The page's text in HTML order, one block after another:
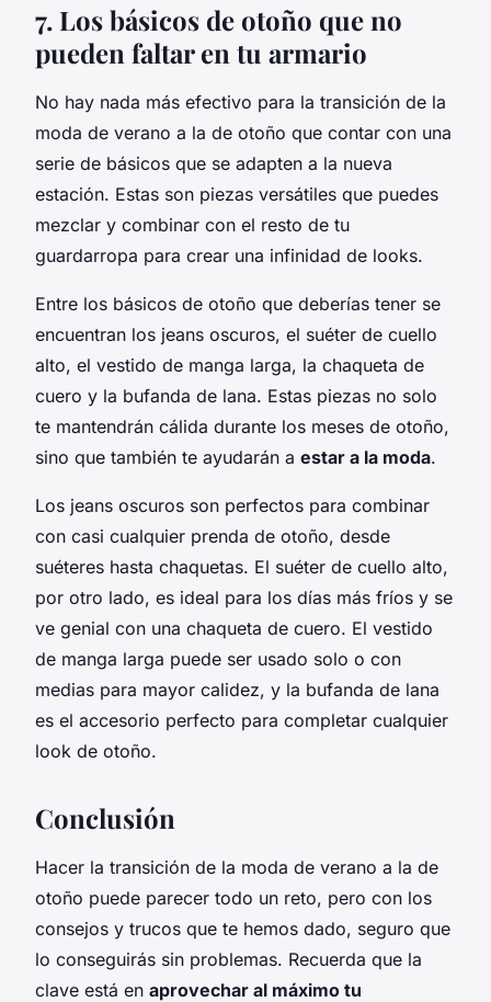
7. Los básicos de otoño que no
pueden faltar en tu armario
No hay nada más efectivo para la transición de la
moda de verano a la de otoño que contar con una
serie de básicos que se adapten a la nueva
estación. Estas son piezas versátiles que puedes
mezclar y combinar con el resto de tu
guardarropa para crear una infinidad de looks.
Entre los básicos de otoño que deberías tener se
encuentran los jeans oscuros, el suéter de cuello
alto, el vestido de manga larga, la chaqueta de
cuero y la bufanda de lana. Estas piezas no solo
te mantendrán cálida durante los meses de otoño,
sino que también te ayudarán a estar a la moda.
Los jeans oscuros son perfectos para combinar
con casi cualquier prenda de otoño, desde
suéteres hasta chaquetas. El suéter de cuello alto,
por otro lado, es ideal para los días más fríos y se
ve genial con una chaqueta de cuero. El vestido
de manga larga puede ser usado solo o con
medias para mayor calidez, y la bufanda de lana
es el accesorio perfecto para completar cualquier
look de otoño.
Conclusión
Hacer la transición de la moda de verano a la de
otoño puede parecer todo un reto, pero con los
consejos y trucos que te hemos dado, seguro que
lo conseguirás sin problemas. Recuerda que la
clave está en aprovechar al máximo tu